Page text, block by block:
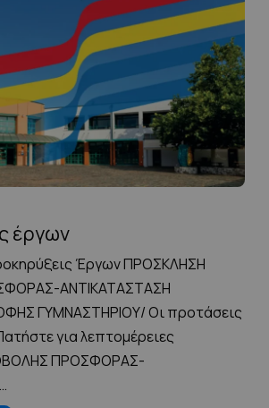
έργων
Έργων ΠΡΟΣΚΛΗΣΗ
ΑΝΤΙΚΑΤΑΣΤΑΣΗ
ΓΥΜΝΑΣΤΗΡΙΟΥ/ Οι προτάσεις
για λεπτομέρειες
ΠΡΟΣΦΟΡΑΣ-